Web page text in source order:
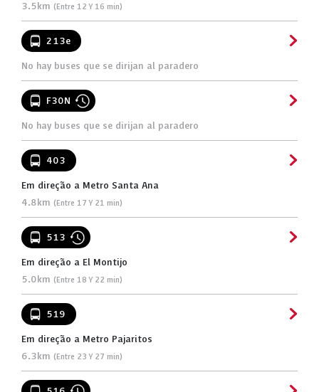
3.5km (Entre 12 Y 16 min)
213e
No hay buses que se dirijan al paradero
F30N
No hay buses que se dirijan al paradero
403
Em direção a Metro Santa Ana
4.8km (Entre 17 Y 21 min)
513
Em direção a El Montijo
5.0km (Entre 18 Y 22 min)
519
Em direção a Metro Pajaritos
6.3km (Entre 23 Y 27 min)